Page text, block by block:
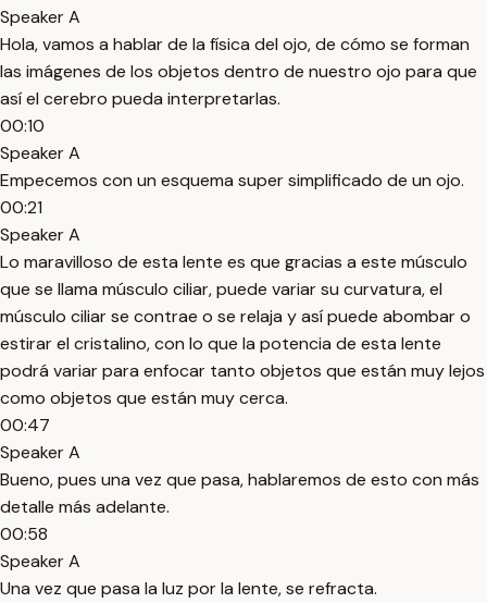
Speaker A
Hola, vamos a hablar de la física del ojo, de cómo se forman
las imágenes de los objetos dentro de nuestro ojo para que
así el cerebro pueda interpretarlas.
00:10
Speaker A
Empecemos con un esquema super simplificado de un ojo.
00:21
Speaker A
Lo maravilloso de esta lente es que gracias a este músculo
que se llama músculo ciliar, puede variar su curvatura, el
músculo ciliar se contrae o se relaja y así puede abombar o
estirar el cristalino, con lo que la potencia de esta lente
podrá variar para enfocar tanto objetos que están muy lejos
como objetos que están muy cerca.
00:47
Speaker A
Bueno, pues una vez que pasa, hablaremos de esto con más
detalle más adelante.
00:58
Speaker A
Una vez que pasa la luz por la lente, se refracta.